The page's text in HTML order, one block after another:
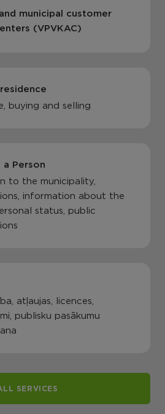
municipal customer
(VPVKAC)
buying and selling
a Person
to the municipality,
information about the
status, public
atļaujas, licences,
publisku pasākumu
SERVICES